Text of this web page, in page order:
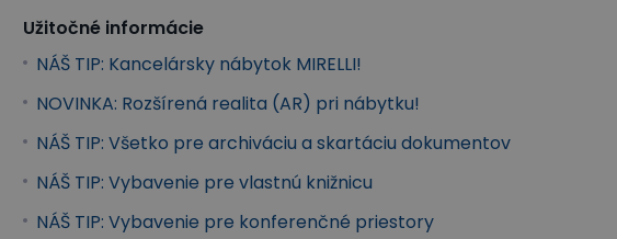
Užitočné informácie
NÁŠ TIP: Kancelársky nábytok MIRELLI!
NOVINKA: Rozšírená realita (AR) pri nábytku!
NÁŠ TIP: Všetko pre archiváciu a skartáciu dokumentov
NÁŠ TIP: Vybavenie pre vlastnú knižnicu
NÁŠ TIP: Vybavenie pre konferenčné priestory